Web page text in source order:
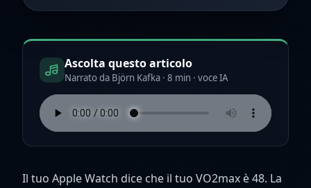
Ascolta questo articolo
Narrato da Björn Kafka · 8 min · voce IA
Il tuo Apple Watch dice che il tuo VO2max è 48. La